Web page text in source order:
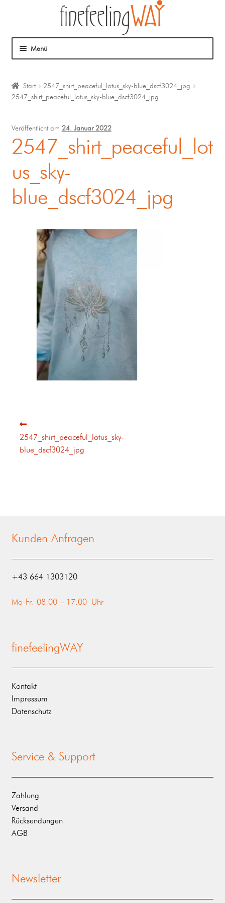
Menü
Mein Angebot
Coaching
Klangmassage
Start
2547_shirt_peaceful_lotus_sky-blue_dscf3024_jpg
2547_shirt_peaceful_lotus_sky-blue_dscf3024_jpg
Veröffentlicht am 24. Januar 2022
2547_shirt_peaceful_lot
us_sky-
blue_dscf3024_jpg
2547_shirt_peaceful_lotus_sky-
blue_dscf3024_jpg
Kunden Anfragen
‭+43 664 1303120‬
Mo-Fr: 08:00 – 17:00 Uhr
finefeelingWAY
Kontakt
Impressum
Datenschutz
Service & Support
Zahlung
Versand
Rücksendungen
AGB
Newsletter